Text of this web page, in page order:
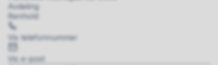
Avdeling
Renhold
Vis telefonnummer
post
Vis e-post